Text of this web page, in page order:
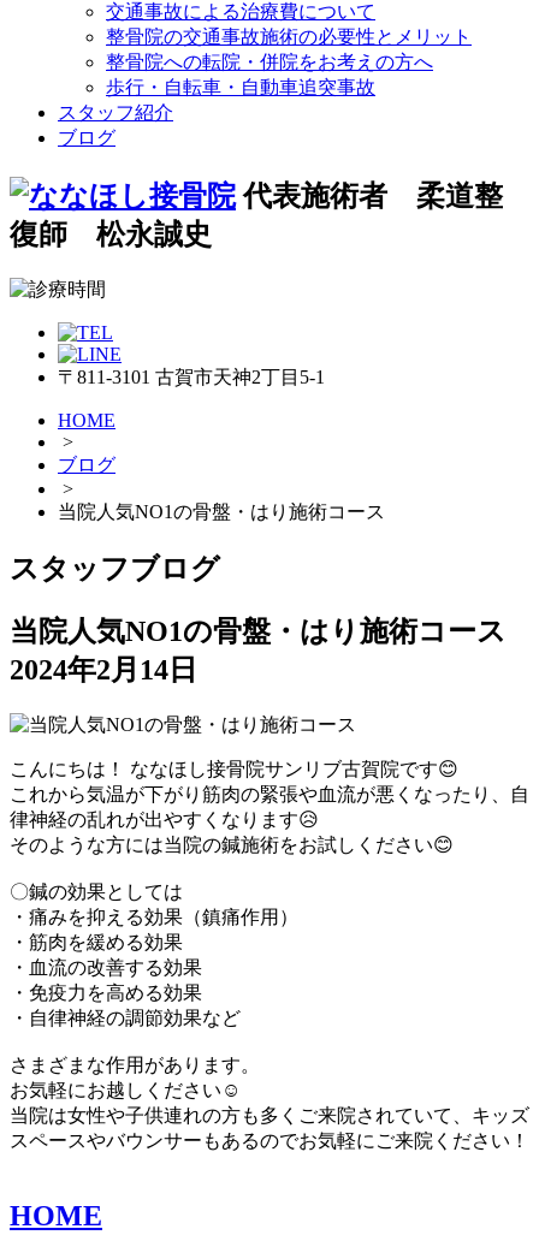
交通事故による治療費について
整骨院の交通事故施術の必要性とメリット
整骨院への転院・併院をお考えの方へ
歩行・自転車・自動車追突事故
スタッフ紹介
ブログ
代表施術者 柔道整
復師 松永誠史
〒811-3101 古賀市天神2丁目5-1
HOME
>
ブログ
>
当院人気NO1の骨盤・はり施術コース
スタッフブログ
当院人気NO1の骨盤・はり施術コース
2024年2月14日
こんにちは！ ななほし接骨院サンリブ古賀院です😊
これから気温が下がり筋肉の緊張や血流が悪くなったり、自
律神経の乱れが出やすくなります😥
そのような方には当院の鍼施術をお試しください😊
〇鍼の効果としては
・痛みを抑える効果（鎮痛作用）
・筋肉を緩める効果
・血流の改善する効果
・免疫力を高める効果
・自律神経の調節効果など
さまざまな作用があります。
お気軽にお越しください☺️
当院は女性や子供連れの方も多くご来院されていて、キッズ
スペースやバウンサーもあるのでお気軽にご来院ください！
HOME